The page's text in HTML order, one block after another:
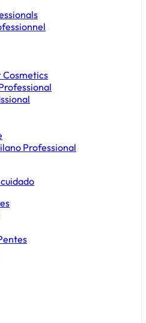
Cosmetics
Professional